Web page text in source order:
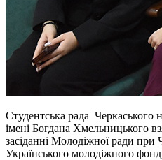
Студентська рада Черкаського
імені Богдана Хмельницького
засіданні Молодіжної ради при
Українського молодіжного